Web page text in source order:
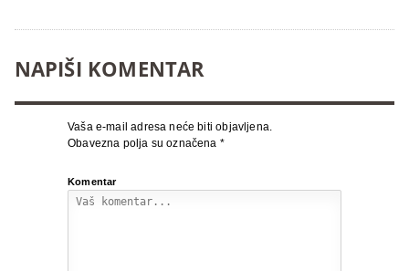
NAPIŠI KOMENTAR
Vaša e-mail adresa neće biti objavljena.
Obavezna polja su označena *
Komentar